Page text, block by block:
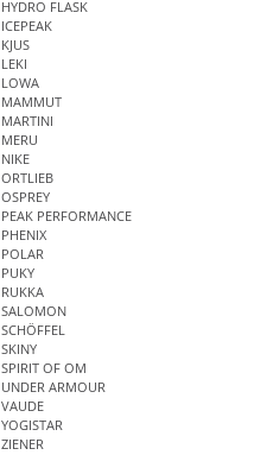
HYDRO FLASK
ICEPEAK
KJUS
LEKI
LOWA
MAMMUT
MARTINI
MERU
NIKE
ORTLIEB
OSPREY
PEAK PERFORMANCE
PHENIX
POLAR
PUKY
RUKKA
SALOMON
SCHÖFFEL
SKINY
SPIRIT OF OM
UNDER ARMOUR
VAUDE
YOGISTAR
ZIENER